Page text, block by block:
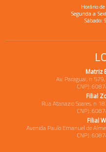
Horário
Segunda a
Sábado:
Matriz
Av. Paraguai, n
CNPJ:
Filial
Rua Atanazio Soares, n
CNPJ:
Filial
Avenida Paulo Emanuel de
CNPJ: